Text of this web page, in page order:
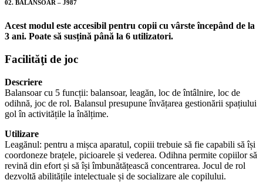
02. BALANSOAR – J987
Acest modul este accesibil pentru copii cu vârste începând de la
3 ani. Poate să susțină până la 6 utilizatori.
Facilităţi de joc
Descriere
Balansoar cu 5 funcții: balansoar, leagăn, loc de întâlnire, loc de
odihnă, joc de rol. Balansul presupune învățarea gestionării spațiului
gol în activitățile la înălțime.
Utilizare
Leagănul: pentru a mișca aparatul, copiii trebuie să fie capabili să își
coordoneze brațele, picioarele și vederea. Odihna permite copiilor să
revină din efort și să își îmbunătățească concentrarea. Jocul de rol
dezvoltă abilitățile intelectuale și de socializare ale copilului.